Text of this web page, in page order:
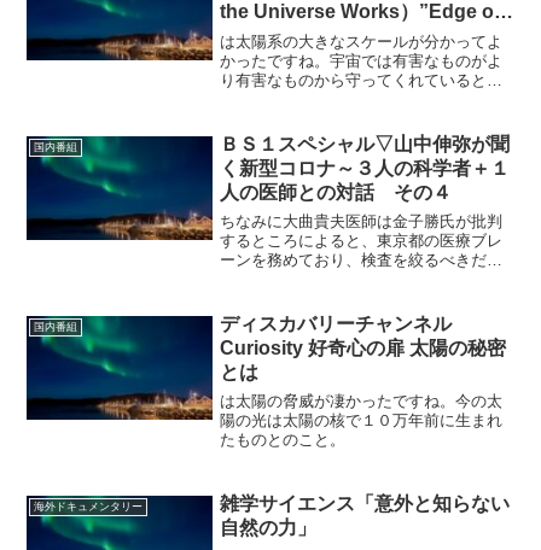
the Universe Works）”Edge of
the Solar System” 太陽系の果て
は太陽系の大きなスケールが分かってよ
かったですね。宇宙では有害なものがよ
り有害なものから守ってくれているとい
かれ宇宙船から太陽系を守っているとの
こと。このヘリオポーズが...
国内番組
ＢＳ１スペシャル▽山中伸弥が聞
く新型コロナ～３人の科学者＋１
人の医師との対話 その４
ちなみに大曲貴夫医師は金子勝氏が批判
するところによると、東京都の医療ブレ
ーンを務めており、検査を絞るべきだと
部で政府批判の急先鋒とみなされる岡田
晴恵教授を含めて、崩壊寸...
国内番組
ディスカバリーチャンネル
Curiosity 好奇心の扉 太陽の秘密
とは
は太陽の脅威が凄かったですね。今の太
陽の光は太陽の核で１０万年前に生まれ
たものとのこと。
海外ドキュメンタリー
雑学サイエンス「意外と知らない
自然の力」